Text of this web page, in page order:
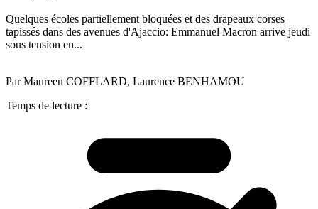
Quelques écoles partiellement bloquées et des drapeaux corses
tapissés dans des avenues d'Ajaccio: Emmanuel Macron arrive jeudi
sous tension en...
Par Maureen COFFLARD, Laurence BENHAMOU
Temps de lecture :